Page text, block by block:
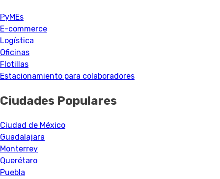
PyMEs
E-commerce
Logística
Oficinas
Flotillas
Estacionamiento para colaboradores
Ciudades Populares
Ciudad de México
Guadalajara
Monterrey
Querétaro
Puebla